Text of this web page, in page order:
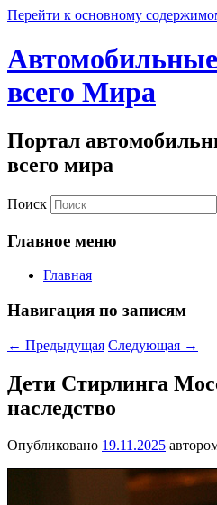
Перейти к основному
Автомобильные
всего Мира
Портал
всего мира
Поиск
Главное меню
Главная
Навигация по записям
← Предыдущая Следующая →
Дети Стирлинга
наследство
Опубликовано 19.11.2025